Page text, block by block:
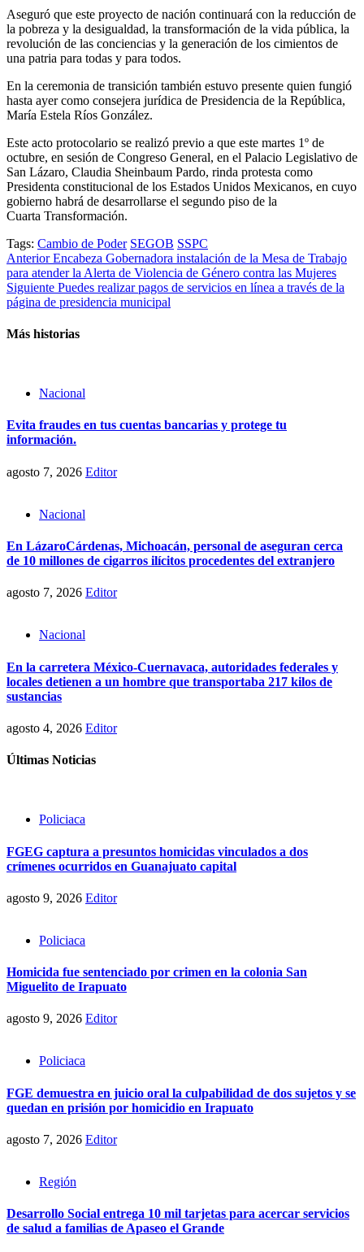
Aseguró que este proyecto de nación continuará con la reducción de
la pobreza y la desigualdad, la transformación de la vida pública, la
revolución de las conciencias y la generación de los cimientos de
una patria para todas y para todos.
En la ceremonia de transición también estuvo presente quien fungió
hasta ayer como consejera jurídica de Presidencia de la República,
María Estela Ríos González.
Este acto protocolario se realizó previo a que este martes 1º de
octubre, en sesión de Congreso General, en el Palacio Legislativo de
San Lázaro, Claudia Sheinbaum Pardo, rinda protesta como
Presidenta constitucional de los Estados Unidos Mexicanos, en cuyo
gobierno habrá de desarrollarse el segundo piso de la
Cuarta Transformación.
Tags: Cambio de Poder SEGOB SSPC
Post
navigation
AnteriorEncabeza Gobernadora instalación de la Mesa de Trabajo
para atender la Alerta de Violencia de Género contra las Mujeres
Siguiente Puedes realizar pagos de servicios en línea a través de la
página de presidencia municipal
Más historias
Nacional
Evita fraudes en tus cuentas bancarias y protege tu
información.
agosto 7, 2026 Editor
Nacional
En LázaroCárdenas, Michoacán, personal de aseguran cerca
de 10 millones de cigarros ilícitos procedentes del extranjero
agosto 7, 2026 Editor
Nacional
En la carretera México-Cuernavaca, autoridades federales y
locales detienen a un hombre que transportaba 217 kilos de
sustancias
agosto 4, 2026 Editor
Últimas Noticias
Policiaca
FGEG captura a presuntos homicidas vinculados a dos
crímenes ocurridos en Guanajuato capital
agosto 9, 2026 Editor
Policiaca
Homicida fue sentenciado por crimen en la colonia San
Miguelito de Irapuato
agosto 9, 2026 Editor
Policiaca
FGE demuestra en juicio oral la culpabilidad de dos sujetos y se
quedan en prisión por homicidio en Irapuato
agosto 7, 2026 Editor
Región
Desarrollo Social entrega 10 mil tarjetas para acercar servicios
de salud a familias de Apaseo el Grande